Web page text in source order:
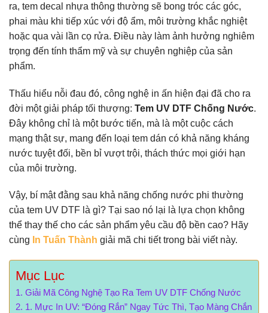
ra, tem decal nhựa thông thường sẽ bong tróc các góc,
phai màu khi tiếp xúc với độ ẩm, môi trường khắc nghiệt
hoặc qua vài lần cọ rửa. Điều này làm ảnh hưởng nghiêm
trọng đến tính thẩm mỹ và sự chuyên nghiệp của sản
phẩm.
Thấu hiểu nỗi đau đó, công nghệ in ấn hiện đại đã cho ra
đời một giải pháp tối thượng: Tem UV DTF Chống Nước.
Đây không chỉ là một bước tiến, mà là một cuộc cách
mạng thật sự, mang đến loại tem dán có khả năng kháng
nước tuyệt đối, bền bỉ vượt trội, thách thức mọi giới hạn
của môi trường.
Vậy, bí mật đằng sau khả năng chống nước phi thường
của tem UV DTF là gì? Tại sao nó lại là lựa chọn không
thể thay thế cho các sản phẩm yêu cầu độ bền cao? Hãy
cùng In Tuấn Thành giải mã chi tiết trong bài viết này.
Mục Lục
Giải Mã Công Nghệ Tạo Ra Tem UV DTF Chống Nước
1. Mực In UV: “Đóng Rắn” Ngay Tức Thì, Tạo Màng Chắn